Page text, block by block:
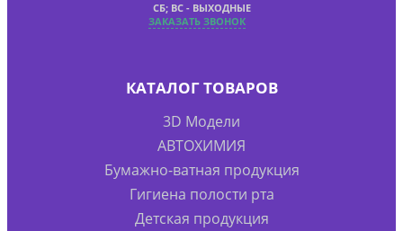
СБ; ВС - ВЫХОДНЫЕ
ЗАКАЗАТЬ ЗВОНОК
КАТАЛОГ ТОВАРОВ
3D Модели
АВТОХИМИЯ
Бумажно-ватная продукция
Гигиена полости рта
Детская продукция